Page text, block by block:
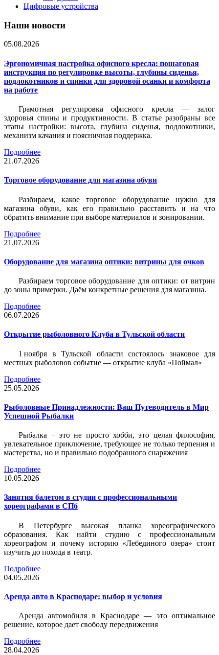
Цифровые устройства
Наши новости
05.08.2026
Эргономичная настройка офисного кресла: пошаговая
инструкция по регулировке высоты, глубины сиденья,
подлокотников и спинки для здоровой осанки и комфорта
на работе
Грамотная регулировка офисного кресла — залог
здоровья спины и продуктивности. В статье разобраны все
этапы настройки: высота, глубина сиденья, подлокотники,
механизм качания и поясничная поддержка.
Подробнее
21.07.2026
Торговое оборудование для магазина обуви
Разбираем, какое торговое оборудование нужно для
магазина обуви, как его правильно расставить и на что
обратить внимание при выборе материалов и зонировании.
Подробнее
21.07.2026
Оборудование для магазина оптики: витрины для очков
Разбираем торговое оборудование для оптики: от витрин
до зоны примерки. Даём конкретные решения для магазина.
Подробнее
06.07.2026
Открытие рыболовного Клуба в Тульской области
1 ноября в Тульской области состоялось знаковое для
местных рыболовов событие — открытие клуба «Поймал»
Подробнее
25.05.2026
Рыболовные Принадлежности: Ваш Путеводитель в Мир
Успешной Рыбалки
Рыбалка – это не просто хобби, это целая философия,
увлекательное приключение, требующее не только терпения и
мастерства, но и правильно подобранного снаряжения
Подробнее
10.05.2026
Занятия балетом в студии с профессиональными
хореографами в СПб
В Петербурге высокая планка хореографического
образования. Как найти студию с профессиональным
хореографом и почему историю «Лебединого озера» стоит
изучить до похода в театр.
Подробнее
04.05.2026
Аренда авто в Краснодаре: выбор и условия
Аренда автомобиля в Краснодаре — это оптимальное
решение, которое дает свободу передвижения
Подробнее
28.04.2026